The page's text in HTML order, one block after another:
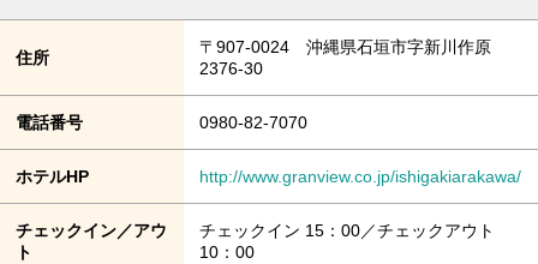
住所
〒907-0024 沖縄県石垣市字新川作原
2376-30
電話番号 0980-82-7070
ホテルHP http://www.granview.co.jp/ishigakiarakawa/
チェックイン／アウ
ト
チェックイン 15：00／チェックアウト
10：00